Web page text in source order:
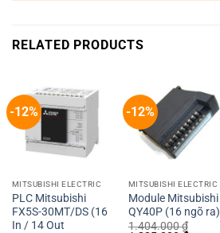
RELATED PRODUCTS
-12%
MITSUBISHI ELECTRIC
PLC Mitsubishi
FX5S-30MT/DS (16
In / 14 Out
-12%
MITSUBISHI ELECTRIC
Module Mitsubishi
QY40P (16 ngõ ra)
1.404.000₫